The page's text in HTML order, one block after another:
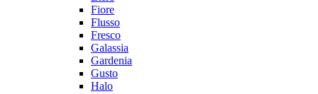
Fiore
Flusso
Fresco
Galassia
Gardenia
Gusto
Halo